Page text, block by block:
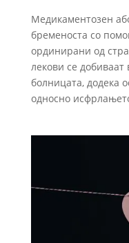
Медикаментозен
бременоста со
ординирани од
лекови се добиваат
болницата, додека
односно